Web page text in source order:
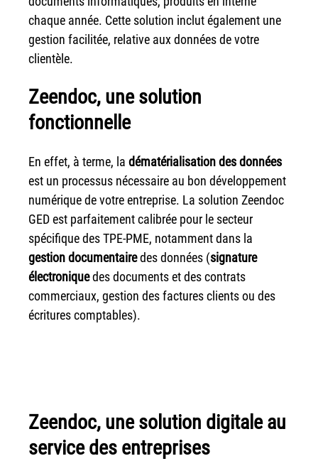
Traceurs grands formats
Imprimante Xerox® PrimeLink® PrimeLink C9200
Gamme d’imprimantes Xerox® AltaLink® C8200 à
Xerox® VersaLink® C405 C415 — Multifonction A4
Imprimante multifonctions couleur Xerox® VersaLink®
Capture numérisation de documents
Apps
Services
Audit de Sécurité Informatique
Sécurité des Réseaux
Sécurité des périphériques d’impression
Gestion des documents
Notre équipe
Grand Lyon
chaque année. Cette solution inclut également une
gestion facilitée, relative aux données de votre
clientèle.
Zeendoc, une solution
fonctionnelle
En effet, à terme, la dématérialisation des données
est un processus nécessaire au bon développement
numérique de votre entreprise. La solution Zeendoc
GED est parfaitement calibrée pour le secteur
spécifique des TPE-PME, notamment dans la
gestion documentairedes données (signature
électroniquedes documents et des contrats
commerciaux, gestion des factures clients ou des
écritures comptables).
Zeendoc, une solution digitale au
service des entreprises